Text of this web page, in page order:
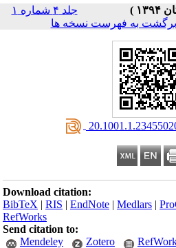
جلد ۴ شماره ۱
به فهرست نسخه ها
Download citation:
BibTeX |RIS |EndNote |Medlars |
RefWorks
Send citation to:
Mendeley
Zotero